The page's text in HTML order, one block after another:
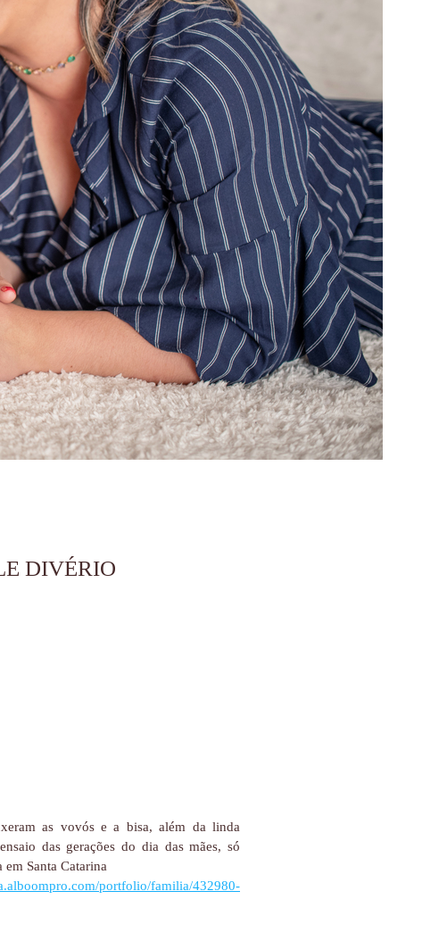
DIVÉRIO
as vovós e a bisa, além da linda
das gerações do dia das mães, só
Santa Catarina
portfolio/familia/432980-